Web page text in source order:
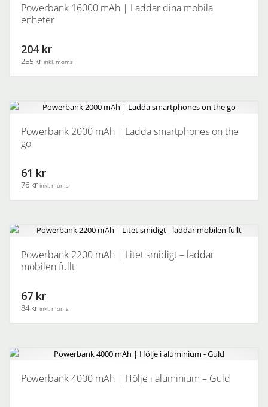
Powerbank 16000 mAh | Laddar dina mobila
enheter
204 kr
255 kr inkl. moms
Powerbank 2000 mAh | Ladda smartphones on the
go
61 kr
76 kr inkl. moms
Powerbank 2200 mAh | Litet smidigt – laddar
mobilen fullt
67 kr
84 kr inkl. moms
Powerbank 4000 mAh | Hölje i aluminium – Guld